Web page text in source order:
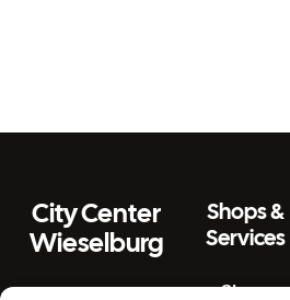
City Center
Wieselburg
Shops &
Services
Shops